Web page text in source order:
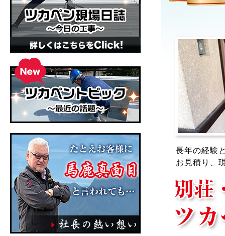
長年の経験
お見積り、